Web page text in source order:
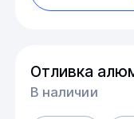
Отливка
В наличии